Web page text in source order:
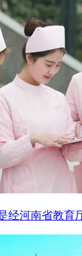
经河南省教育